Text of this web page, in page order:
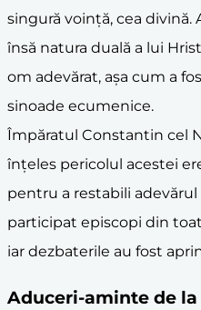
singură voință, cea
însă natura duală a lui
om adevărat, așa cum a
sinoade ecumenice.
Împăratul Constantin cel
înțeles pericolul acestei
pentru a restabili adevărul
participat episcopi din
iar dezbaterile au fost
Aduceri-aminte de la